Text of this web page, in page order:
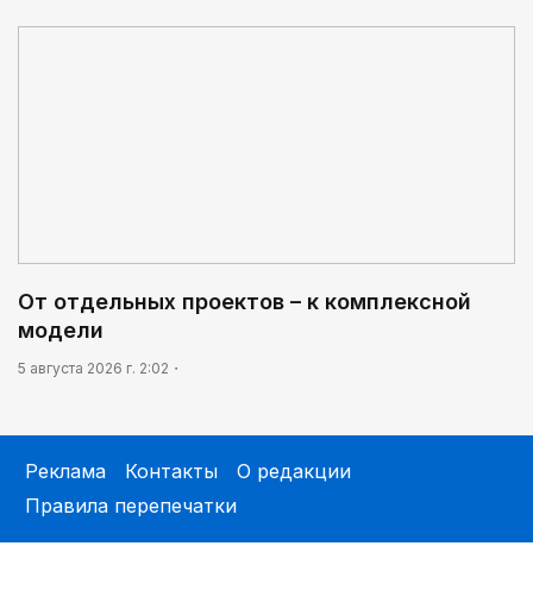
От отдельных проектов – к комплексной
модели
5 августа 2026 г. 2:02
Реклама Контакты
О редакции
Правила перепечатки